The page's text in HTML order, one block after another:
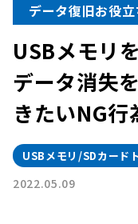
データ復旧お役
USBメモリ
データ消失
きたいNG行
USBメモリ/SDカード
2022.05.09